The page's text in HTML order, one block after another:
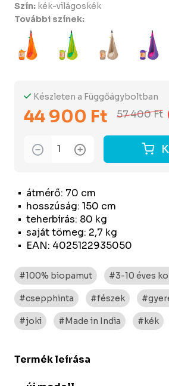
átmérő: 70 cm
hosszúság: 150 cm
teherbírás: 80 kg
saját tömeg: 2,7 kg
EAN: 4025122935050
Készleten a Függőágyboltban
44 900 Ft 57 400 Ft
Szín: kék-világoskék
További színek:
#100% biopamut #3-10 éves
#csepphinta #fészek
#joki #Made in India #kék
Termék leírása